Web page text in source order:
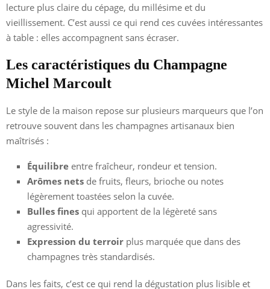
lecture plus claire du cépage, du millésime et du
vieillissement. C’est aussi ce qui rend ces cuvées intéressantes
à table : elles accompagnent sans écraser.
Les caractéristiques du Champagne
Michel Marcoult
Le style de la maison repose sur plusieurs marqueurs que l’on
retrouve souvent dans les champagnes artisanaux bien
maîtrisés :
Équilibre entre fraîcheur, rondeur et tension.
Arômes nets de fruits, fleurs, brioche ou notes
légèrement toastées selon la cuvée.
Bulles fines qui apportent de la légèreté sans
agressivité.
Expression du terroir plus marquée que dans des
champagnes très standardisés.
Dans les faits, c’est ce qui rend la dégustation plus lisible et